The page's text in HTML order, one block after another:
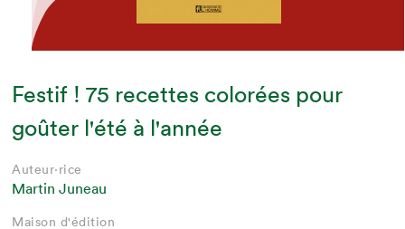
Festif ! 75 recettes colorées pour
goûter l'été à l'année
Auteur·rice
Martin Juneau
Maison d'édition